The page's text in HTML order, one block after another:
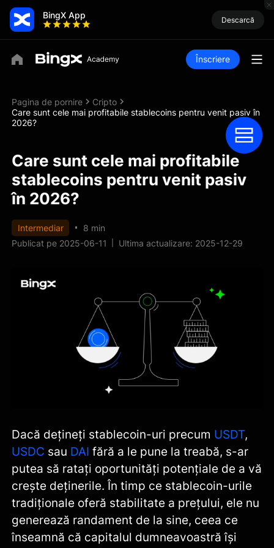
BingX App Descarcă
Înscriere
Pagina de pornire
Cripto
Care sunt cele mai profitabile stablecoins pentru venit pasiv în
2026?
Care sunt cele mai profitabile
stablecoins pentru venit pasiv
în 2026?
Intermediar
8 min
Publicat pe 2025-06-11
Ultima actualizare: 2025-12-29
Dacă dețineți stablecoin-uri precum USDT,
USDC sau DAI fără a le pune la treabă, s-ar
putea să ratați oportunități potențiale de a vă
crește deținerile. În timp ce stablecoin-urile
tradiționale oferă stabilitate a prețului, ele nu
generează randament de la sine, ceea ce
înseamnă că capitalul dumneavoastră își